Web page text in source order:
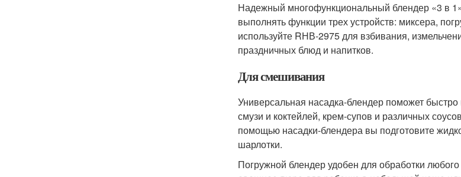
Надежный многофункциональный блендер «3 в
выполнять функции трех устройств: миксера,
используйте RНВ-2975 для взбивания,
праздничных блюд и напитков.
Для смешивания
Универсальная насадка-блендер поможет
смузи и коктейлей, крем-супов и различных
помощью насадки-блендера вы подготовите
шарлотки.
Погружной блендер удобен для обработки